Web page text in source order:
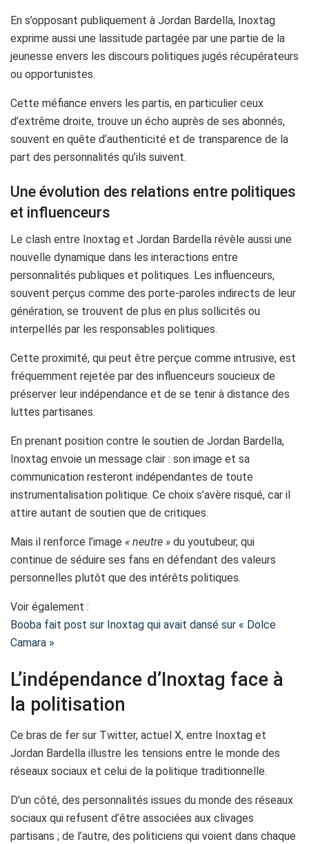
En s’opposant publiquement à Jordan Bardella, Inoxtag
exprime aussi une lassitude partagée par une partie de la
jeunesse envers les discours politiques jugés récupérateurs
ou opportunistes.
Cette méfiance envers les partis, en particulier ceux
d’extrême droite, trouve un écho auprès de ses abonnés,
souvent en quête d’authenticité et de transparence de la
part des personnalités qu’ils suivent.
Une évolution des relations entre politiques
et influenceurs
Le clash entre Inoxtag et Jordan Bardella révèle aussi une
nouvelle dynamique dans les interactions entre
personnalités publiques et politiques. Les influenceurs,
souvent perçus comme des porte-paroles indirects de leur
génération, se trouvent de plus en plus sollicités ou
interpellés par les responsables politiques.
Cette proximité, qui peut être perçue comme intrusive, est
fréquemment rejetée par des influenceurs soucieux de
préserver leur indépendance et de se tenir à distance des
luttes partisanes.
En prenant position contre le soutien de Jordan Bardella,
Inoxtag envoie un message clair : son image et sa
communication resteront indépendantes de toute
instrumentalisation politique. Ce choix s’avère risqué, car il
attire autant de soutien que de critiques.
Mais il renforce l’image « neutre » du youtubeur, qui
continue de séduire ses fans en défendant des valeurs
personnelles plutôt que des intérêts politiques.
Voir également :
Booba fait post sur Inoxtag qui avait dansé sur « Dolce
Camara »
L’indépendance d’Inoxtag face à
la politisation
Ce bras de fer sur Twitter, actuel X, entre Inoxtag et
Jordan Bardella illustre les tensions entre le monde des
réseaux sociaux et celui de la politique traditionnelle.
D’un côté, des personnalités issues du monde des réseaux
sociaux qui refusent d’être associées aux clivages
partisans ; de l’autre, des politiciens qui voient dans chaque